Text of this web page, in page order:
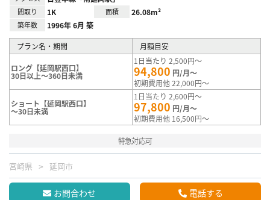
間取り 1K 面積 26.08m²
築年数 1996年 6月 築
プラン名・期間 月額目安
ロング【延岡駅西口】
30日以上～360日未満
1日当たり 2,500円～
94,800 円/月～
初期費用他 22,000円～
ショート【延岡駅西口】
～30日未満
1日当たり 2,600円～
97,800 円/月～
初期費用他 16,500円～
特急対応可
宮崎県 延岡市
お問合わせ 電話する